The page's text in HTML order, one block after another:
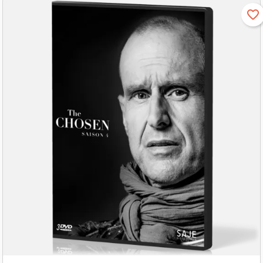
favorite_border